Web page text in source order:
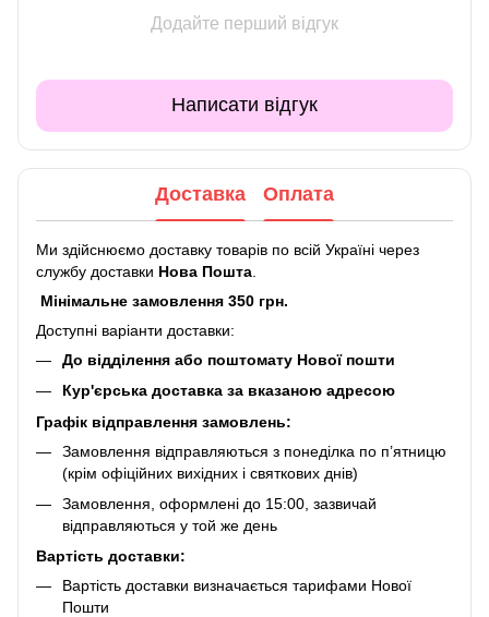
Додайте перший відгук
Написати відгук
Доставка Оплата
Ми здійснюємо доставку товарів по всій Україні через
службу доставки Нова Пошта
Мінімальне замовлення 350 грн.
Доступні варіанти доставки:
До відділення або поштомату Нової пошти
Кур'єрська доставка за вказаною адресою
Графік відправлення замовлень:
Замовлення відправляються з понеділка по п’ятницю
(крім офіційних вихідних і святкових днів)
Замовлення, оформлені до 15:00, зазвичай
відправляються у той же день
Вартість доставки:
Вартість доставки визначається тарифами Нової
Пошти